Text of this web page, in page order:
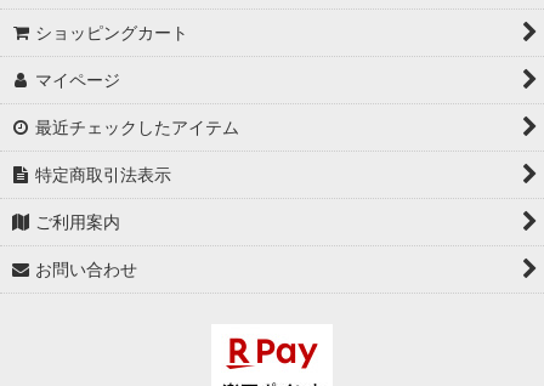
ショッピングカート
マイページ
最近チェックしたアイテム
特定商取引法表示
ご利用案内
お問い合わせ